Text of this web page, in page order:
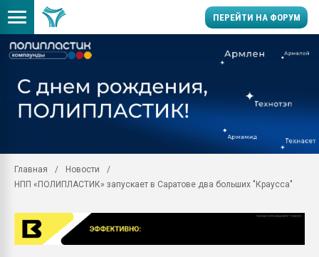
ПЕРЕЙТИ НА ФОРУМ
заводу пластмасс"
28.07.2026
Главная
Новости
НПП «ПОЛИПЛАСТИК» запускает в Саратове два больших "Краусса"